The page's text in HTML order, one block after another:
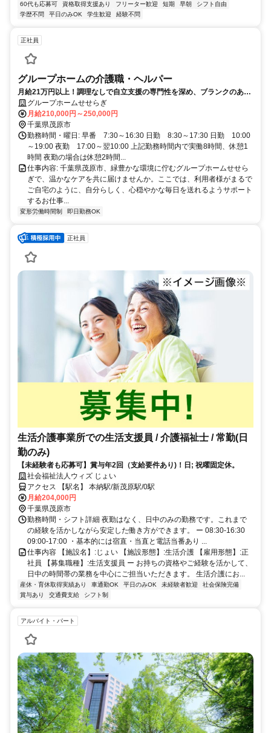
60代も応募可
資格取得支援あり フリーター歓迎 短期 早朝
シフト自由
学歴不問
平日のみOK 学生歓迎 経験不問
正社員
グループホームの介護職・ヘルパー
月給21万円以上！調理なしで自立支援の専門性を深め、ブランクのある
方も活躍できる温かなグループホームです。
グループホームせせらぎ
月給210,000円～250,000円
千葉県茂原市
勤務時間・曜日: 早番 7:30～16:30 日勤 8:30～17:30 日勤 10:00
～19:00 夜勤 17:00～翌10:00 上記勤務時間内で実働8時間、休憩1
時間 夜勤の場合は休憩2時間...
仕事内容: 千葉県茂原市、緑豊かな環境に佇むグループホームせせら
ぎで、温かなケアを共に届けませんか。ここでは、利用者様がまるで
ご自宅のように、自分らしく、心穏やかな毎日を送れるようサポート
するお仕事...
変形労働時間制 即日勤務OK
正社員
生活介護事業所での生活支援員 / 介護福祉士 / 常勤(日
勤のみ)
【未経験者も応募可】賞与年2回（支給要件あり)！日; 祝曜固定休。
社会福祉法人ウィズ じょい
アクセス 【駅名】 本納駅/新茂原駅/0駅
月給204,000円
千葉県茂原市
勤務時間・シフト詳細 夜勤はなく、日中のみの勤務です。これまで
の経験を活かしながら安定した働き方ができます。 ー 08:30-16:30
09:00-17:00 ・基本的には宿直・当直と電話当番あり ...
仕事内容 【施設名】:じょい 【施設形態】:生活介護 【雇用形態】:正
社員 【募集職種】:生活支援員 ー お持ちの資格やご経験を活かして、
日中の時間帯の業務を中心にご担当いただきます。 生活介護にお...
産休・育休取得実績あり 車通勤OK 平日のみOK 未経験者歓迎
社会保険完備
賞与あり
交通費支給 シフト制
アルバイト・パート